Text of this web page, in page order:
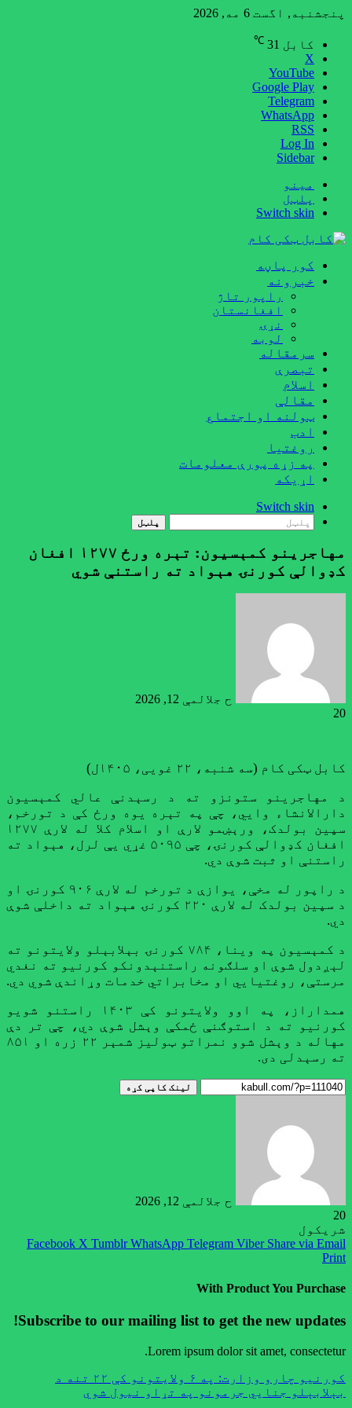
پنجشنبه, اگست 6 مه, 2026
کابل 31
℃
X
YouTube
Google Play
Telegram
WhatsApp
RSS
Log In
Sidebar
مینو
پلټل
Switch skin
کور پاڼه
خبرونه
راپور تاژ
افغانستان
نړۍ
لوبه
سرمقاله
تبصرې
اسلام
مقالې
ټولنه او اجتماع
ادب
روغتيا
په زړه پورې معلومات
اړيکه
Switch skin
پلټل
مهاجرينو کمېسیون: تېره ورځ ۱۲۷۷ افغان
کډوالې کورنۍ هېواد ته راستنې شوي
ح جلال مې 12, 2026
20
کابل ټکی کام (سه شنبه، ۲۲ غویی، ۱۴۰۵ل)
د مهاجرینو ستونزو ته د رسېدنې عالي کمېسیون
دارالانشاء وایي، چې په تېره یوه ورځ کې د تورخم،
سپین بولدک، ورېښمو لارې او اسلام کلا له لارې ۱۲۷۷
افغان کډوالې کورنۍ، چې ۵۰۹۵ غړي یې لرل، هېواد ته
راستنې او ثبت شوې دي.
د راپور له مخې، یوازې د تورخم له لارې ۹۰۶ کورنۍ او
د سپین بولدک له لارې ۲۲۰ کورنۍ هېواد ته داخلې شوې
دي.
د کمېسیون په وینا، ۷۸۴ کورنۍ بېلابېلو ولایتونو ته
لېږدول شوې او سلګونه راستنېدونکو کورنیو ته نغدي
مرستې، روغتیايي او مخابراتي خدمات وړاندې شوي دي.
همداراز، په اوو ولایتونو کې ۱۴۰۳ راستنو شویو
کورنیو ته د استوګنې ځمکې وېشل شوې دي، چې تر دې
مهاله د وېشل شوو نمراتو ټولیز شمېر ۲۲ زره او ۸۵۱
ته رسېدلی دی.
لینک کاپی کړه
ح جلال مې 12, 2026
20
شریکول
Facebook X Tumblr WhatsApp Telegram Viber Share via Email
Print
With Product You Purchase
Subscribe to our mailing list to get the new updates!
Lorem ipsum dolor sit amet, consectetur.
کورنيو چارو وزارت: په ۶ ولایتونو کې ۲۲ تنه د
بېلابېلو جنايي جرمونو په تړاو نیول شوي